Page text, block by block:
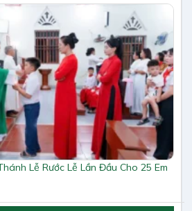
Lễ Rước Lễ Lần Đầu Cho 25 Em